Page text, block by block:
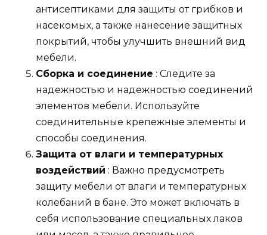
антисептиками для защиты от грибков и
насекомых, а также нанесение защитных
покрытий, чтобы улучшить внешний вид
мебели.
Сборка и соединение : Следите за
надежностью и надежностью соединений
элементов мебели. Используйте
соединительные крепежные элементы и
способы соединения.
Защита от влаги и температурных
воздействий : Важно предусмотреть
защиту мебели от влаги и температурных
колебаний в бане. Это может включать в
себя использование специальных лаков